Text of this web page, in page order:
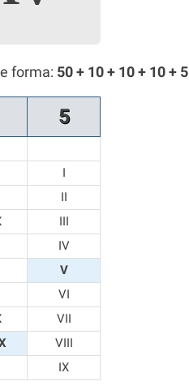
forma: 50 + 10 + 10 + 10 + 5
5
I
II
III
IV
V
VI
VII
VIII
IX